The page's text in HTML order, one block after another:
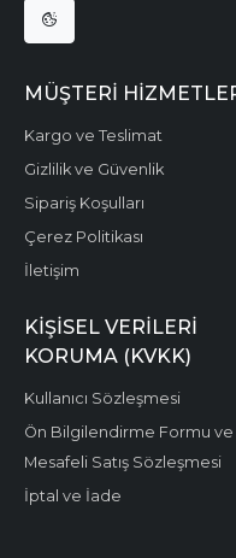
MÜŞTERI
Kargo ve Teslimat
Gizlilik ve Güvenlik
Sipariş Koşulları
Çerez Politikası
İletişim
KIŞISEL VERILERI
KORUMA (KVKK)
Kullanıcı Sözleşmesi
Ön Bilgilendirme Formu ve
Mesafeli Satış Sözleşmesi
İptal ve İade